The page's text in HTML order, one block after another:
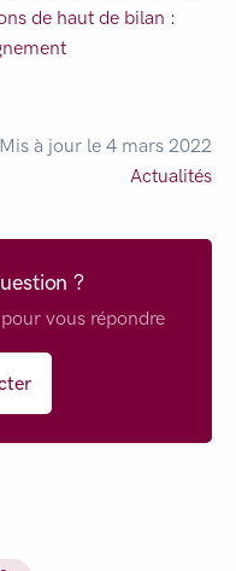
de haut de bilan :
Mis à jour le 4 mars 2022
Actualités
?
vous répondre